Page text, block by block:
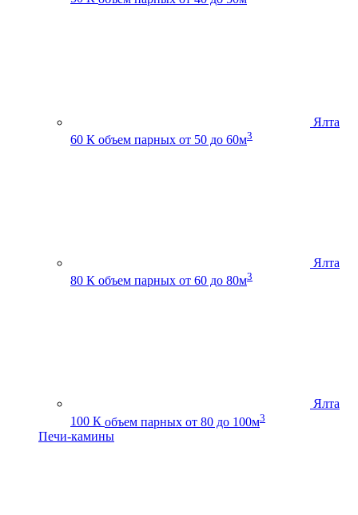
Ялта
60 К объем парных от 50 до 60м3
Ялта
80 К объем парных от 60 до 80м3
Ялта
100 К объем парных от 80 до 100м3
Печи-камины